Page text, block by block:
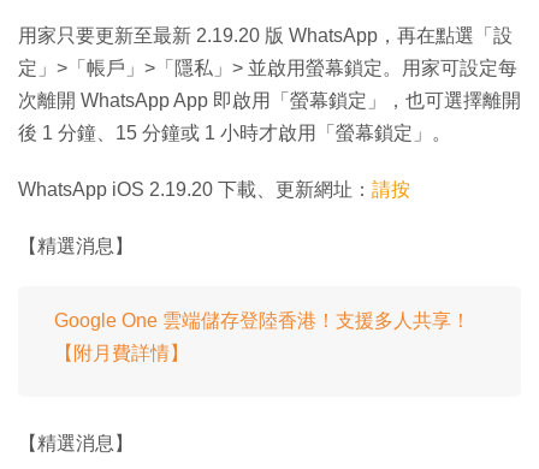
用家只要更新至最新 2.19.20 版 WhatsApp，再在點選「設
定」>「帳戶」>「隱私」> 並啟用螢幕鎖定。用家可設定每
次離開 WhatsApp App 即啟用「螢幕鎖定」，也可選擇離開
後 1 分鐘、15 分鐘或 1 小時才啟用「螢幕鎖定」。
WhatsApp iOS 2.19.20 下載、更新網址： 請按
【精選消息】
Google One 雲端儲存登陸香港！支援多人共享！
【附月費詳情】
【精選消息】